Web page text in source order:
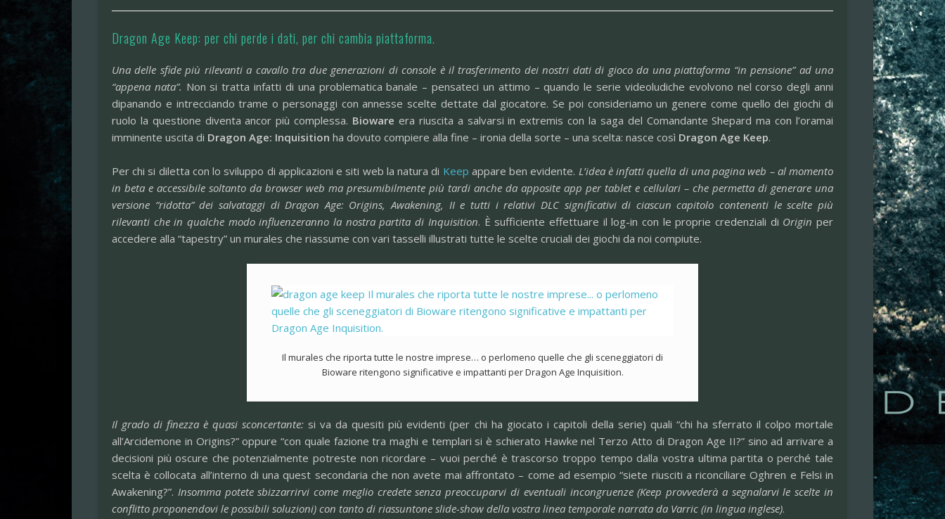
Dragon Age Keep: per chi perde i dati, per chi cambia piattaforma.
Una delle sfide più rilevanti a cavallo tra due generazioni di console è il trasferimento dei nostri dati di gioco da una piattaforma “in pensione” ad una
“appena nata”. Non si tratta infatti di una problematica banale – pensateci un attimo – quando le serie videoludiche evolvono nel corso degli anni
dipanando e intrecciando trame o personaggi con annesse scelte dettate dal giocatore. Se poi consideriamo un genere come quello dei giochi di
ruolo la questione diventa ancor più complessa. Bioware era riuscita a salvarsi in extremis con la saga del Comandante Shepard ma con l’oramai
imminente uscita di Dragon Age: Inquisition ha dovuto compiere alla fine – ironia della sorte – una scelta: nasce così Dragon Age Keep.
Per chi si diletta con lo sviluppo di applicazioni e siti web la natura di Keep appare ben evidente. L’idea è infatti quella di una pagina web – al momento
in beta e accessibile soltanto da browser web ma presumibilmente più tardi anche da apposite app per tablet e cellulari – che permetta di generare una
versione “ridotta” dei salvataggi di Dragon Age: Origins, Awakening, II e tutti i relativi DLC significativi di ciascun capitolo contenenti le scelte più
rilevanti che in qualche modo influenzeranno la nostra partita di Inquisition. È sufficiente effettuare il log-in con le proprie credenziali di Origin per
accedere alla “tapestry” un murales che riassume con vari tasselli illustrati tutte le scelte cruciali dei giochi da noi compiute.
Il murales che riporta tutte le nostre imprese… o perlomeno quelle che gli sceneggiatori di
Bioware ritengono significative e impattanti per Dragon Age Inquisition.
Il grado di finezza è quasi sconcertante: si va da quesiti più evidenti (per chi ha giocato i capitoli della serie) quali “chi ha sferrato il colpo mortale
all’Arcidemone in Origins?” oppure “con quale fazione tra maghi e templari si è schierato Hawke nel Terzo Atto di Dragon Age II?” sino ad arrivare a
decisioni più oscure che potenzialmente potreste non ricordare – vuoi perché è trascorso troppo tempo dalla vostra ultima partita o perché tale
scelta è collocata all’interno di una quest secondaria che non avete mai affrontato – come ad esempio “siete riusciti a riconciliare Oghren e Felsi in
Awakening?”. Insomma potete sbizzarrirvi come meglio credete senza preoccuparvi di eventuali incongruenze (Keep provvederà a segnalarvi le scelte in
conflitto proponendovi le possibili soluzioni) con tanto di riassuntone slide-show della vostra linea temporale narrata da Varric (in lingua inglese).